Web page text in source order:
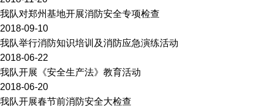
我队对郑州基地开展消防安全专项检查
2018-09-10
我队举行消防知识培训及消防应急演练活动
2018-06-22
我队开展《安全生产法》教育活动
2018-06-20
我队开展春节前消防安全大检查